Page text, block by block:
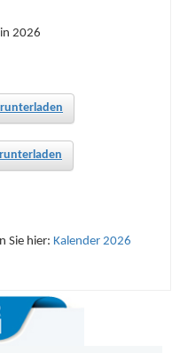
2026
Sie hier: Kalender 2026